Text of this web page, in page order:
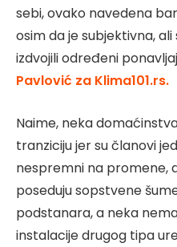
sebi, ovako navedena
osim da je subjektivna,
izdvojili određeni
Pavlović za Klima101.rs.
Naime, neka
tranziciju jer su članovi
nespremni na promene,
poseduju sopstvene
podstanara, a neka
instalacije drugog tipa